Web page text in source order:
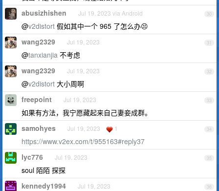
30
abusizhishen Jul 19, 2023 via Android
@v2distort 假如其中一个 965 了怎么办😣
31
wang2329 Jul 19, 2023
@tanxianjia 不考虑
32
wang2329 Jul 19, 2023
@v2distort 大小周啊
33
freepoint Jul 19, 2023
如果有方法，我宁愿藏起来自己妻妾成群。
34
samohyes Jul 19, 2023 1
https://www.v2ex.com/t/955163#reply37
35
lyc776 Jul 19, 2023
soul 陌陌 探探
36
kennedy1994 Jul 19, 2023